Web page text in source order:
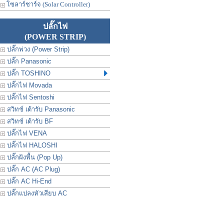
โซลาร์ชาร์จ (Solar Controller)
ปลั๊กไฟ
(POWER STRIP)
ปลั๊กพ่วง (Power Strip)
ปลั๊ก Panasonic
ปลั๊ก TOSHINO
ปลั๊กไฟ Movada
ปลั๊กไฟ Sentoshi
สวิทช์ เต้ารับ Panasonic
สวิทช์ เต้ารับ BF
ปลั๊กไฟ VENA
ปลั๊กไฟ HALOSHI
ปลั๊กฝังพื้น (Pop Up)
ปลั๊ก AC (AC Plug)
ปลั๊ก AC Hi-End
ปลั๊กแปลงหัวเสียบ AC